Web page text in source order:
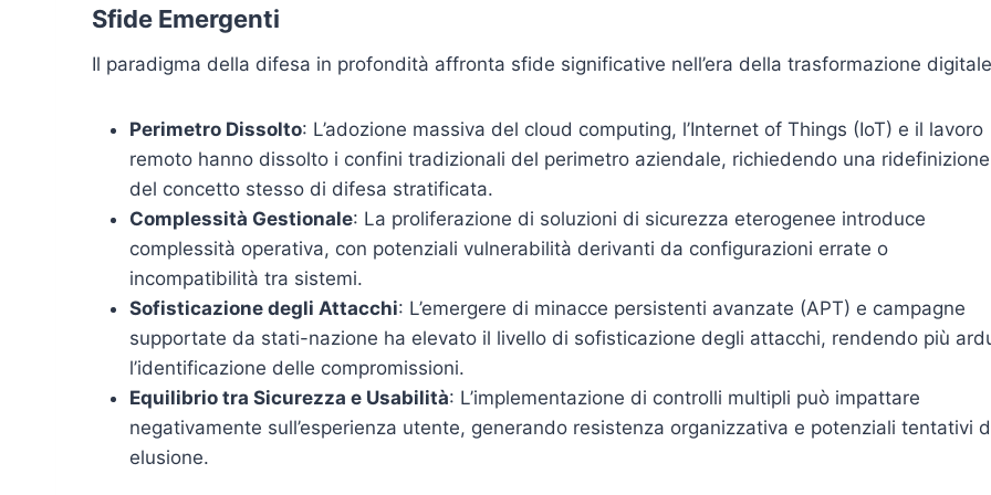
Sfide Emergenti
Il paradigma della difesa in profondità affronta sfide significative nell’era della trasformazione
Perimetro Dissolto: L’adozione massiva del cloud computing, l’Internet of Things (IoT) e il lavoro
remoto hanno dissolto i confini tradizionali del perimetro aziendale, richiedendo una ridefinizione
del concetto stesso di difesa stratificata.
Complessità Gestionale: La proliferazione di soluzioni di sicurezza eterogenee introduce
complessità operativa, con potenziali vulnerabilità derivanti da configurazioni errate o
incompatibilità tra sistemi.
Sofisticazione degli Attacchi: L’emergere di minacce persistenti avanzate (APT) e campagne
supportate da stati-nazione ha elevato il livello di sofisticazione degli attacchi, rendendo più
l’identificazione delle compromissioni.
Equilibrio tra Sicurezza e Usabilità: L’implementazione di controlli multipli può impattare
negativamente sull’esperienza utente, generando resistenza organizzativa e potenziali tentativi
elusione.